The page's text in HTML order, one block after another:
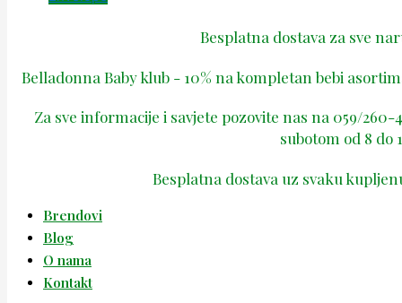
Besplatna dostava za sve
Belladonna Baby klub - 10% na kompletan bebi
Za sve informacije i savjete pozovite nas na 059/
subotom od 8 do
Besplatna dostava uz svaku
Brendovi
Blog
O nama
Kontakt